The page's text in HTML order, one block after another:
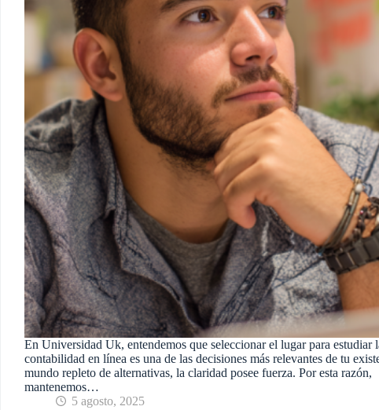
En Universidad Uk, entendemos que seleccionar el lugar para estudiar
contabilidad en línea es una de las decisiones más relevantes de tu
mundo repleto de alternativas, la claridad posee fuerza. Por esta razón,
mantenemos…
5 agosto, 2025